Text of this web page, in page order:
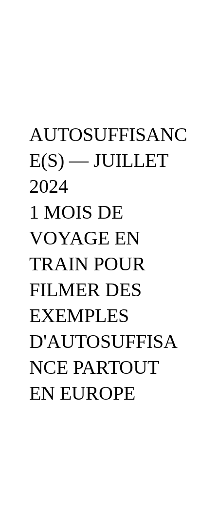
AUTOSUFFISANC
E(S) — JUILLET
2024
1 MOIS DE
VOYAGE EN
TRAIN POUR
FILMER DES
EXEMPLES
D'AUTOSUFFISA
NCE PARTOUT
EN EUROPE